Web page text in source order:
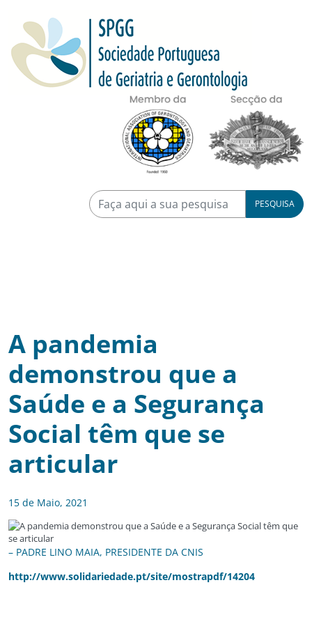
PESQUISA
A pandemia
demonstrou que a
Saúde e a Segurança
Social têm que se
articular
15 de Maio, 2021
– PADRE LINO MAIA, PRESIDENTE DA CNIS
http://www.solidariedade.pt/site/mostrapdf/14204